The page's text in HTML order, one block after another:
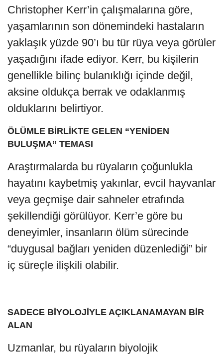
Christopher Kerr’in çalışmalarına göre,
yaşamlarının son dönemindeki hastaların
yaklaşık yüzde 90’ı bu tür rüya veya görüler
yaşadığını ifade ediyor. Kerr, bu kişilerin
genellikle bilinç bulanıklığı içinde değil,
aksine oldukça berrak ve odaklanmış
olduklarını belirtiyor.
ÖLÜMLE BİRLİKTE GELEN “YENİDEN
BULUŞMA” TEMASI
Araştırmalarda bu rüyaların çoğunlukla
hayatını kaybetmiş yakınlar, evcil hayvanlar
veya geçmişe dair sahneler etrafında
şekillendiği görülüyor. Kerr’e göre bu
deneyimler, insanların ölüm sürecinde
“duygusal bağları yeniden düzenlediği” bir
iç süreçle ilişkili olabilir.
SADECE BİYOLOJİYLE AÇIKLANAMAYAN BİR
ALAN
Uzmanlar, bu rüyaların biyolojik